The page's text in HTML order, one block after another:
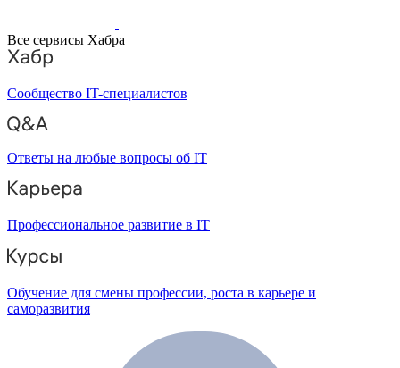
Все сервисы Хабра
Сообщество IT-специалистов
Ответы на любые вопросы об IT
Профессиональное развитие в IT
Обучение для смены профессии, роста в карьере и
саморазвития